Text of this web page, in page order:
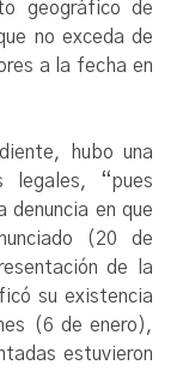
geográfico de
no exceda de
a la fecha en
hubo una
legales, “pues
en que
(20 de
de la
su existencia
(6 de enero),
estuvieron